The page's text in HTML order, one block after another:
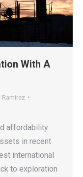
With A
Ramirez
affordability
in recent
international
to exploration